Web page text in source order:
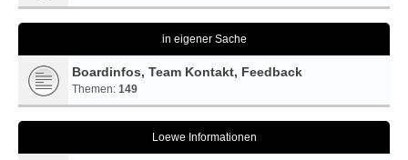
in eigener Sache
Boardinfos, Team Kontakt, Feedback
Themen: 149
Loewe Informationen